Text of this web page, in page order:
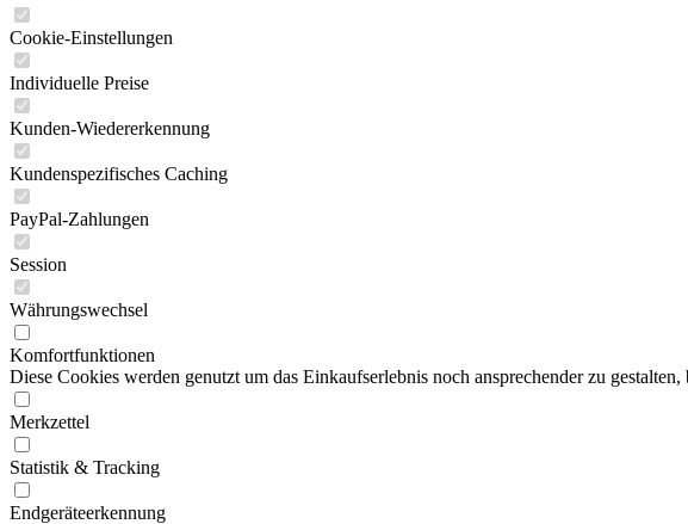
Cookie-Einstellungen
Individuelle Preise
Kunden-Wiedererkennung
Kundenspezifisches Caching
PayPal-Zahlungen
Session
Währungswechsel
Komfortfunktionen
Diese Cookies werden genutzt um das Einkaufserlebnis noch ansprechender zu
Merkzettel
Statistik & Tracking
Endgeräteerkennung